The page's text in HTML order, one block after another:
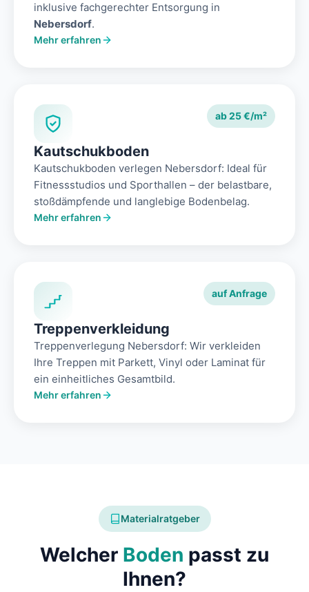
inklusive fachgerechter Entsorgung in
Nebersdorf.
Mehr erfahren
ab 25 €/m²
Kautschukboden
Kautschukboden verlegen Nebersdorf: Ideal für
Fitnessstudios und Sporthallen – der belastbare,
stoßdämpfende und langlebige Bodenbelag.
Mehr erfahren
auf Anfrage
Treppenverkleidung
Treppenverlegung Nebersdorf: Wir verkleiden
Ihre Treppen mit Parkett, Vinyl oder Laminat für
ein einheitliches Gesamtbild.
Mehr erfahren
Materialratgeber
Welcher Boden passt zu
Ihnen?